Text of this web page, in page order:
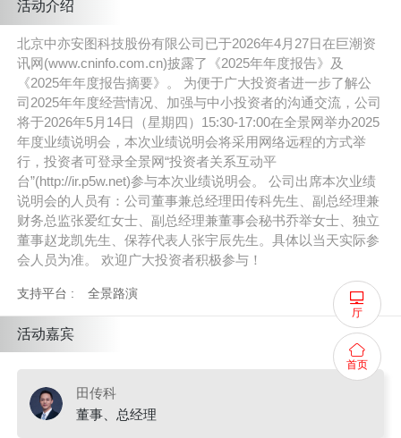
活动介绍
北京中亦安图科技股份有限公司已于2026年4月27日在巨潮资
讯网(www.cninfo.com.cn)披露了《2025年年度报告》及
《2025年年度报告摘要》。 为便于广大投资者进一步了解公
司2025年年度经营情况、加强与中小投资者的沟通交流，公司
将于2026年5月14日（星期四）15:30-17:00在全景网举办2025
年度业绩说明会，本次业绩说明会将采用网络远程的方式举
行，投资者可登录全景网“投资者关系互动平
台”(http://ir.p5w.net)参与本次业绩说明会。 公司出席本次业绩
说明会的人员有：公司董事兼总经理田传科先生、副总经理兼
财务总监张爱红女士、副总经理兼董事会秘书乔举女士、独立
董事赵龙凯先生、保荐代表人张宇辰先生。具体以当天实际参
会人员为准。 欢迎广大投资者积极参与！
支持平台 : 全景路演
活动嘉宾
田传科
董事、总经理
厅
首页